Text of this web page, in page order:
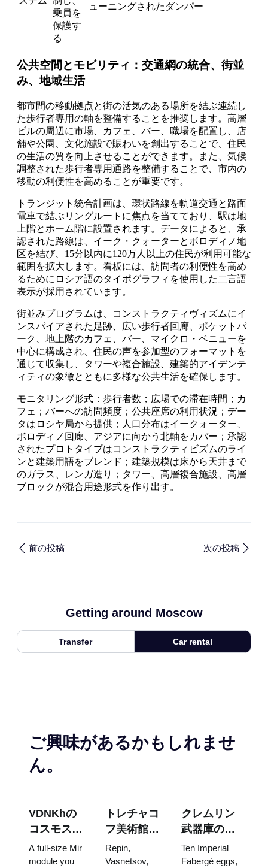
乗員を
保護す
る
ューニングされたダンパー
公共空間とモビリティ：交通網の統合、街並
み、地域生活
都市間の移動拠点と街の活気のある場所を結ぶ連続し
た歩行者専用の軸を整備することを推奨します。高層
ビルの周辺に市場、カフェ、バー、職場を配置し、店
舗や公園、文化施設で賑わいを創出することで、住民
の生活の質を向上させることができます。また、気候
調整された歩行者専用通路を整備することで、市内の
移動の利便性を高めることが重要です。
トランジット統合計画は、環状路線を軌道交通と路面
電車で結ぶリングルートに焦点を当てており、駅は地
上階とホーム階に設置されます。データによると、承
認された路線は、イーク・クォーターとボロディノ地
区を結び、15分以内に120万人以上の住民が利用可能な
範囲を拡大します。看板には、訪問者の利便性を高め
るためにロシア語のタイポグラフィを使用した二言語
表示が採用されています。
街並みプログラムは、コンストラクティヴィズムにイ
ンスパイアされた足跡、広い歩行者回廊、ポケットパ
ーク、地上階のカフェ、バー、マイクロ・ベニューを
中心に構成され、住民の声を参加型のフォーマットを
通じて収集し、タワーや複合施設、建築的アイデンテ
ィティの象徴とともに多様な公共生活を確保します。
モニタリング形式：歩行者数；広場での滞在時間；カ
フェ；バーへの訪問頻度；公共座席の利用状況；デー
タはロシヤ局から提供；人口分布はイークォーター、
ボロディノ回廊、アジアに向かう北軸をカバー；承認
されたプロトタイプはコンストラクティビズムのライ
ンと建築用語をブレンド；建築規模は床から天井まで
のガラス、レンガ造り；タワー、高層複合施設、高層
ブロックが混合用途形式を作り出す。
前の投稿 次の投稿
Getting around Moscow
Transfer Car rental
ご興味があるかもしれませ
ん。
VDNKhの
コスモス・
パビリオ
ン：ロシア
A full-size Mir
module you
トレチャコ
フ美術館の
傑作：計画
を立てる価
Repin,
Vasnetsov,
クレムリン
武器庫の
宝：ファベ
ルジェの
Ten Imperial
Fabergé eggs,